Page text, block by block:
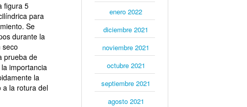
figura 5
para
Se
durante la
seco
prueba de
importancia
la
a la rotura del
enero 2022
diciembre 2021
noviembre 2021
octubre 2021
septiembre 2021
agosto 2021